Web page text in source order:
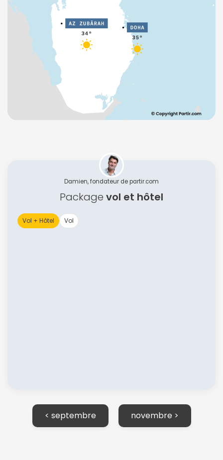
Damien, fondateur de partir.com
Package vol et hôtel
Vol + Hôtel Vol
< septembre novembre >